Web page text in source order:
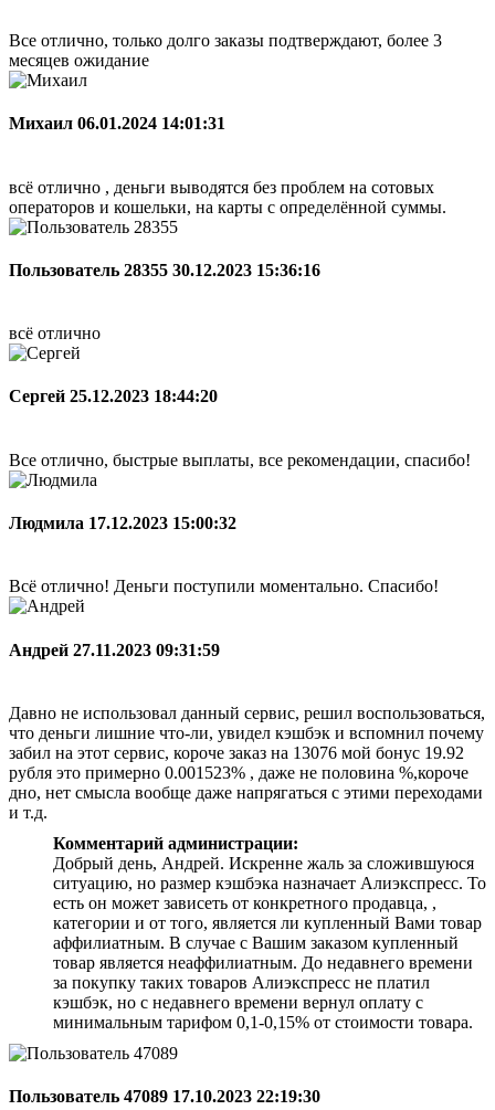
Все отлично, только долго заказы подтверждают, более 3
месяцев ожидание
Михаил 06.01.2024 14:01:31
всё отлично , деньги выводятся без проблем на сотовых
операторов и кошельки, на карты с определённой суммы.
Пользователь 28355 30.12.2023 15:36:16
всё отлично
Сергей 25.12.2023 18:44:20
Все отлично, быстрые выплаты, все рекомендации, спасибо!
Людмила 17.12.2023 15:00:32
Всё отлично! Деньги поступили моментально. Спасибо!
Андрей 27.11.2023 09:31:59
Давно не использовал данный сервис, решил воспользоваться,
что деньги лишние что-ли, увидел кэшбэк и вспомнил почему
забил на этот сервис, короче заказ на 13076 мой бонус 19.92
рубля это примерно 0.001523% , даже не половина %,короче
дно, нет смысла вообще даже напрягаться с этими переходами
и т.д.
Комментарий администрации:
Добрый день, Андрей. Искренне жаль за сложившуюся
ситуацию, но размер кэшбэка назначает Алиэкспресс. То
есть он может зависеть от конкретного продавца, ,
категории и от того, является ли купленный Вами товар
аффилиатным. В случае с Вашим заказом купленный
товар является неаффилиатным. До недавнего времени
за покупку таких товаров Алиэкспресс не платил
кэшбэк, но с недавнего времени вернул оплату с
минимальным тарифом 0,1-0,15% от стоимости товара.
Пользователь 47089 17.10.2023 22:19:30